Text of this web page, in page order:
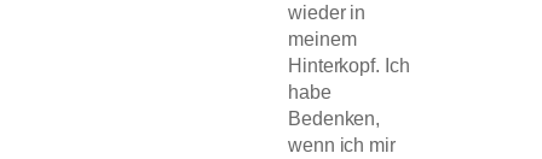
wieder in
meinem
Hinterkopf. Ich
habe
Bedenken,
wenn ich mir